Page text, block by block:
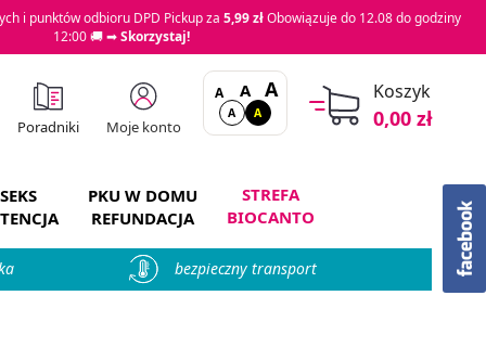
i punktów odbioru DPD Pickup za 5,99 złObowiązuje do 12.08 do godziny
12:00 🚚 ➡Skorzystaj!
Poradniki Moje konto
A A A
A A
Koszyk
0,00 zł
SEKS
PKU W DOMU
REFUNDACJA
STREFA
BIOCANTO
bezpieczny transport